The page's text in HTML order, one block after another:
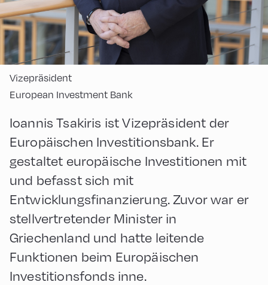
Vizepräsident
European Investment Bank
Ioannis Tsakiris ist Vizepräsident der
Europäischen Investitionsbank. Er
gestaltet europäische Investitionen mit
und befasst sich mit
Entwicklungsfinanzierung. Zuvor war er
stellvertretender Minister in
Griechenland und hatte leitende
Funktionen beim Europäischen
Investitionsfonds inne.